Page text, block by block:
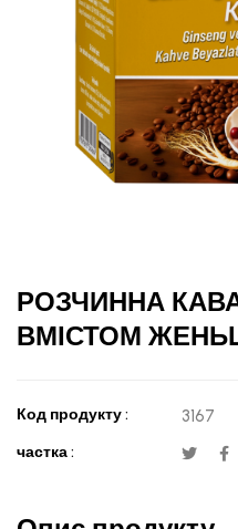
РОЗЧИННА
ВМІСТОМ
Код продукту : 3167
частка :